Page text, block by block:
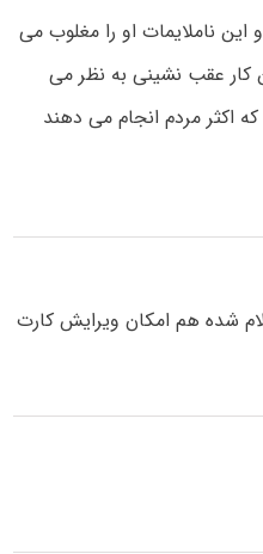
ناملایمات او را مغلوب می
کار عقب نشینی به نظر می
اکثر مردم انجام می دهند
شده هم امکان ویرایش کارت